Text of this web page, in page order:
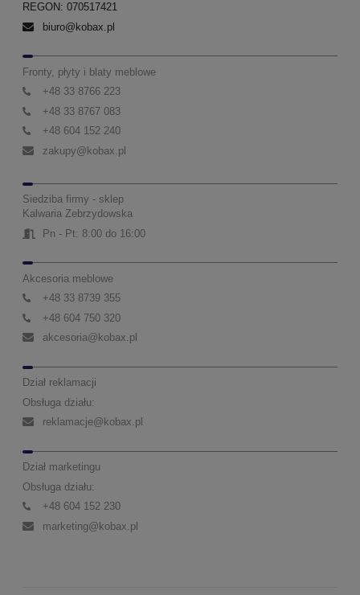
REGON: 070517421
biuro@kobax.pl
Fronty, płyty i blaty meblowe
+48 33 8766 223
+48 33 8767 083
+48 604 152 240
zakupy@kobax.pl
Siedziba firmy - sklep
Kalwaria Zebrzydowska
Pn - Pt: 8:00 do 16:00
Akcesoria meblowe
+48 33 8739 355
+48 604 750 320
akcesoria@kobax.pl
Dział reklamacji
Obsługa działu:
reklamacje@kobax.pl
Dział marketingu
Obsługa działu:
+48 604 152 230
marketing@kobax.pl